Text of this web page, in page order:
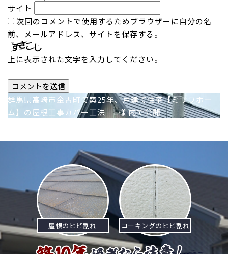
サイト
次回のコメントで使用するためブラウザーに自分の名
前、メールアドレス、サイトを保存する。
上に表示された文字を入力してください。
投
稿
ナ
シ
ョ
群馬県高崎市金古町で築25年、戸建て住宅【ミサワホー
ム】の屋根工事カバー工法 L様内で公開
屋根のヒビ割れ コーキングのヒビ割れ